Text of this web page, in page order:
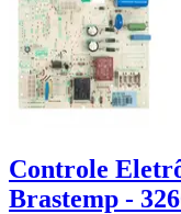
Controle
Brastemp -